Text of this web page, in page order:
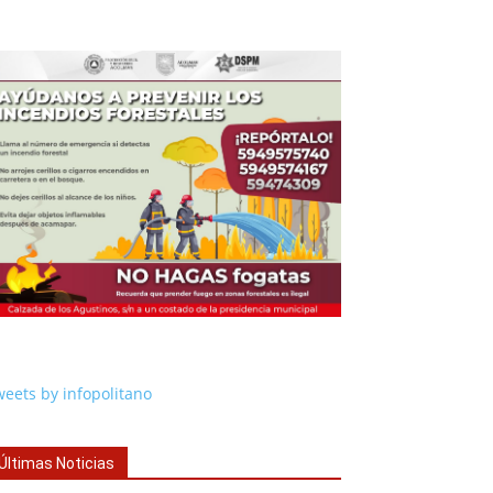
by infopolitano
Noticias